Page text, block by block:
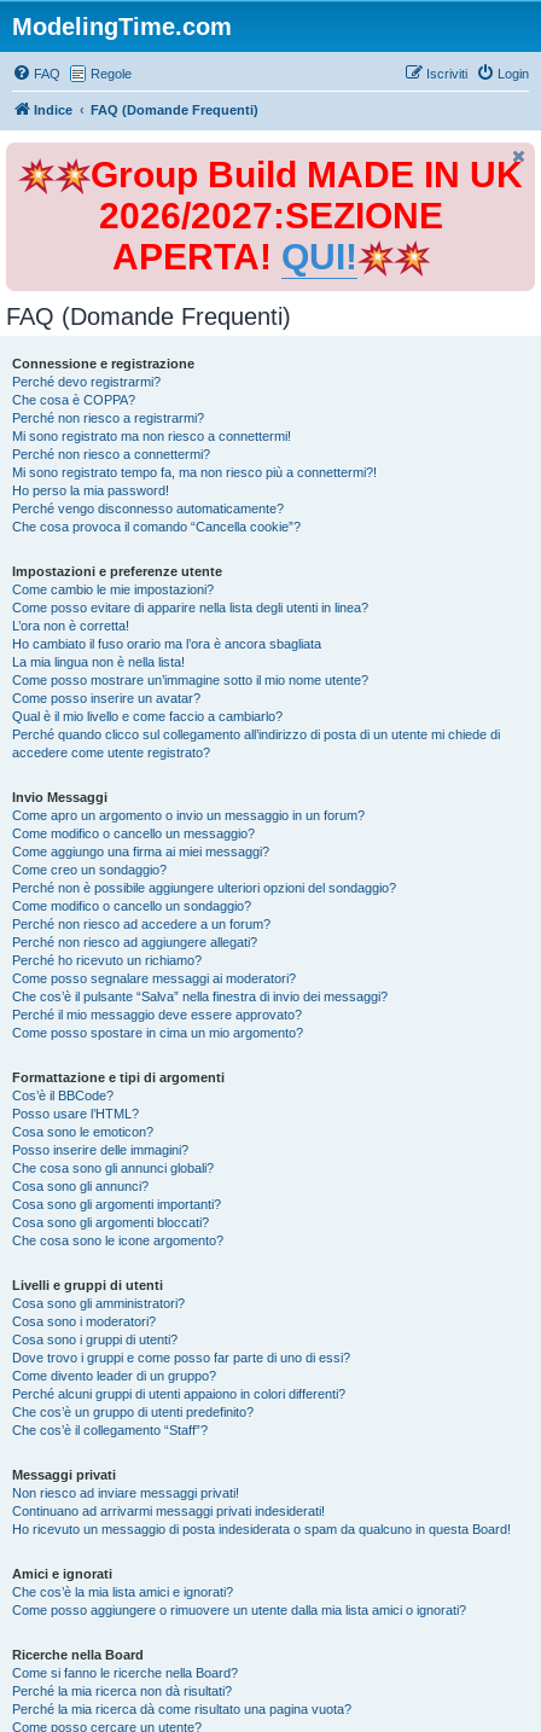
ModelingTime.com
FAQ Regole Login
Iscriviti
Indice FAQ (Domande Frequenti)
Group Build MADE IN UK
2026/2027:SEZIONE
APERTA! QUI!
FAQ (Domande Frequenti)
Connessione e registrazione
Perché devo registrarmi?
Che cosa è COPPA?
Perché non riesco a registrarmi?
Mi sono registrato ma non riesco a connettermi!
Perché non riesco a connettermi?
Mi sono registrato tempo fa, ma non riesco più a connettermi?!
Ho perso la mia password!
Perché vengo disconnesso automaticamente?
Che cosa provoca il comando “Cancella cookie”?
Impostazioni e preferenze utente
Come cambio le mie impostazioni?
Come posso evitare di apparire nella lista degli utenti in linea?
L’ora non è corretta!
Ho cambiato il fuso orario ma l’ora è ancora sbagliata
La mia lingua non è nella lista!
Come posso mostrare un’immagine sotto il mio nome utente?
Come posso inserire un avatar?
Qual è il mio livello e come faccio a cambiarlo?
Perché quando clicco sul collegamento all’indirizzo di posta di un utente mi chiede di
accedere come utente registrato?
Invio Messaggi
Come apro un argomento o invio un messaggio in un forum?
Come modifico o cancello un messaggio?
Come aggiungo una firma ai miei messaggi?
Come creo un sondaggio?
Perché non è possibile aggiungere ulteriori opzioni del sondaggio?
Come modifico o cancello un sondaggio?
Perché non riesco ad accedere a un forum?
Perché non riesco ad aggiungere allegati?
Perché ho ricevuto un richiamo?
Come posso segnalare messaggi ai moderatori?
Che cos’è il pulsante “Salva” nella finestra di invio dei messaggi?
Perché il mio messaggio deve essere approvato?
Come posso spostare in cima un mio argomento?
Formattazione e tipi di argomenti
Cos’è il BBCode?
Posso usare l’HTML?
Cosa sono le emoticon?
Posso inserire delle immagini?
Che cosa sono gli annunci globali?
Cosa sono gli annunci?
Cosa sono gli argomenti importanti?
Cosa sono gli argomenti bloccati?
Che cosa sono le icone argomento?
Livelli e gruppi di utenti
Cosa sono gli amministratori?
Cosa sono i moderatori?
Cosa sono i gruppi di utenti?
Dove trovo i gruppi e come posso far parte di uno di essi?
Come divento leader di un gruppo?
Perché alcuni gruppi di utenti appaiono in colori differenti?
Che cos’è un gruppo di utenti predefinito?
Che cos’è il collegamento “Staff”?
Messaggi privati
Non riesco ad inviare messaggi privati!
Continuano ad arrivarmi messaggi privati indesiderati!
Ho ricevuto un messaggio di posta indesiderata o spam da qualcuno in questa Board!
Amici e ignorati
Che cos’è la mia lista amici e ignorati?
Come posso aggiungere o rimuovere un utente dalla mia lista amici o ignorati?
Ricerche nella Board
Come si fanno le ricerche nella Board?
Perché la mia ricerca non dà risultati?
Perché la mia ricerca dà come risultato una pagina vuota?
Come posso cercare un utente?